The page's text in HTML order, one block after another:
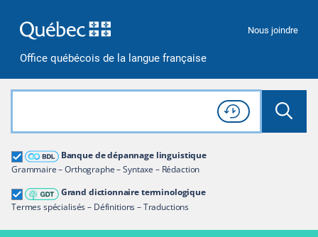
Office québécois de la langue française
Nous joindre
Rechercher dans tout le site
Lancer
Consulter l'
Historique
de recherche
Banque de dépannage linguistique
Grammaire – Orthographe – Syntaxe – Rédaction
Grand dictionnaire terminologique
Termes spécialisés – Définitions – Traductions
Grand dictionnaire terminologique
Restreindre aux termes